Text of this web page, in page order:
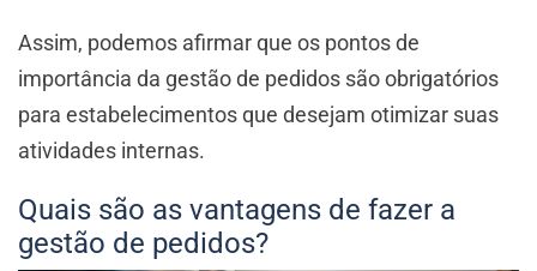
Assim, podemos afirmar que os pontos de
importância da gestão de pedidos são obrigatórios
para estabelecimentos que desejam otimizar suas
atividades internas.
Quais são as vantagens de fazer a
gestão de pedidos?